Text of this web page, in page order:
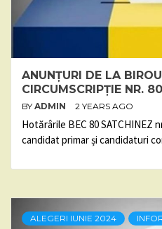
ANUNȚURI DE LA
CIRCUMSCRIPȚIE NR.
BY ADMIN 2 YEARS AGO
Hotărârile BEC 80 SATCHINEZ
candidat primar și candidaturi
ALEGERI IUNIE 2024